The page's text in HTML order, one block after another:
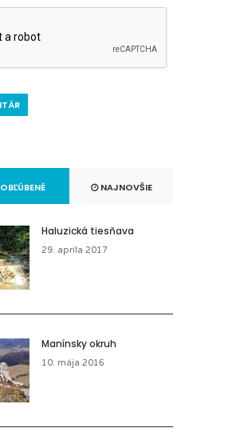
OBĽÚBENÉ NAJNOVŠIE
Haluzická tiesňava
29. apríla 2017
Manínsky okruh
10. mája 2016